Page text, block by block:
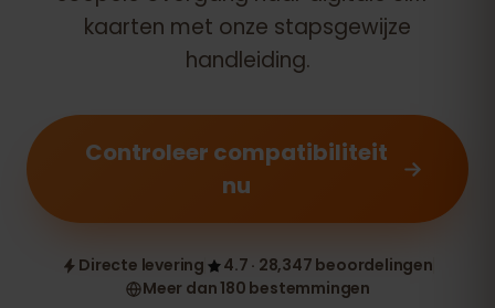
kaarten met onze stapsgewijze
handleiding.
Controleer compatibiliteit
nu
Directe levering
4.7 · 28,347 beoordelingen
Meer dan 180 bestemmingen